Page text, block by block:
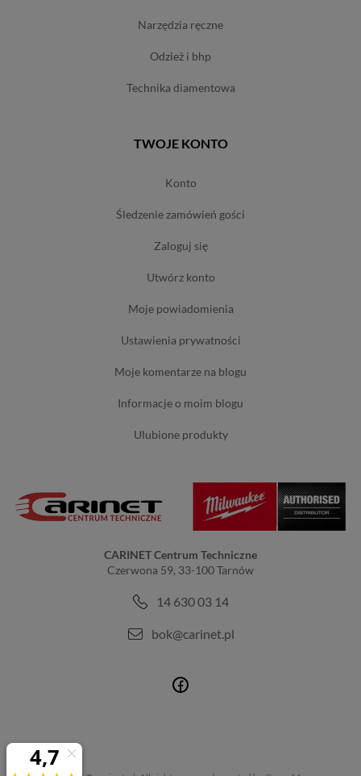
narzędzia ręczne
odzież i bhp
technika diamentowa
TWOJE KONTO
konto
śledzenie zamówień gości
zaloguj się
utwórz konto
moje powiadomienia
ustawienia prywatności
moje komentarze na blogu
informacje o moim blogu
ulubione produkty
CARINET Centrum Techniczne
Czerwona 59, 33-100 Tarnów
14 630 03 14
bok@carinet.pl